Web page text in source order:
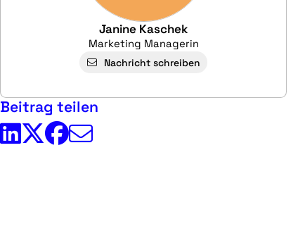
Janine Kaschek
Marketing Managerin
Nachricht schreiben
Beitrag teilen